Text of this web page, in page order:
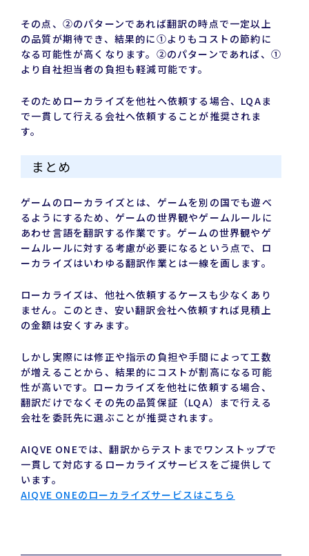
その点、②のパターンであれば翻訳の時点で一定以上
の品質が期待でき、結果的に①よりもコストの節約に
なる可能性が高くなります。②のパターンであれば、①
より自社担当者の負担も軽減可能です。
そのためローカライズを他社へ依頼する場合、LQAま
で一貫して行える会社へ依頼することが推奨されま
す。
まとめ
ゲームのローカライズとは、ゲームを別の国でも遊べ
るようにするため、ゲームの世界観やゲームルールに
あわせ言語を翻訳する作業です。ゲームの世界観やゲ
ームルールに対する考慮が必要になるという点で、ロ
ーカライズはいわゆる翻訳作業とは一線を画します。
ローカライズは、他社へ依頼するケースも少なくあり
ません。このとき、安い翻訳会社へ依頼すれば見積上
の金額は安くすみます。
しかし実際には修正や指示の負担や手間によって工数
が増えることから、結果的にコストが割高になる可能
性が高いです。ローカライズを他社に依頼する場合、
翻訳だけでなくその先の品質保証（LQA）まで行える
会社を委託先に選ぶことが推奨されます。
AIQVE ONEでは、翻訳からテストまでワンストップで
一貫して対応するローカライズサービスをご提供して
います。
AIQVE ONEのローカライズサービスはこちら